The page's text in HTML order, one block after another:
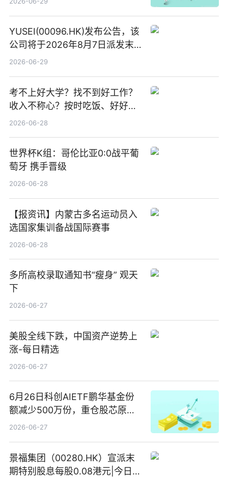
YUSEI(00096.HK)发布公告，该
公司将于2026年8月7日派发末
期股息每股人民币0.013元 每日
2026-06-29
考不上好大学？找不到好工作？
收入不称心？按时吃饭、好好睡
觉
2026-06-28
世界杯K组：哥伦比亚0:0战平葡
萄牙 携手晋级
2026-06-28
【报资讯】内蒙古多名运动员入
选国家集训备战国际赛事
2026-06-28
多所高校录取通知书“瘦身” 观天
下
2026-06-27
美股全线下跌，中国资产逆势上
涨-每日精选
2026-06-27
6月26日科创AIETF鹏华基金份
额减少500万份，重仓股芯原股
份、寒武纪、澜起科技 观速讯
2026-06-27
景福集团（00280.HK）宣派末
期特别股息每股0.08港元|今日快